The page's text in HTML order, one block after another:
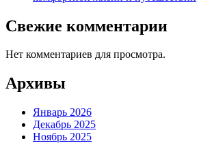
Свежие комментарии
Нет комментариев для просмотра.
Архивы
Январь 2026
Декабрь 2025
Ноябрь 2025